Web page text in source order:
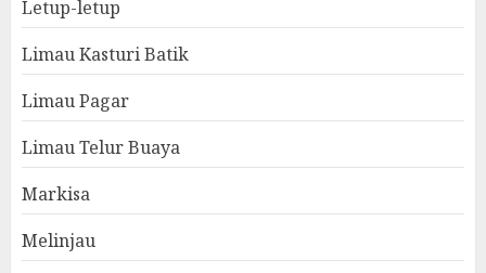
Letup-letup
Limau Kasturi Batik
Limau Pagar
Limau Telur Buaya
Markisa
Melinjau